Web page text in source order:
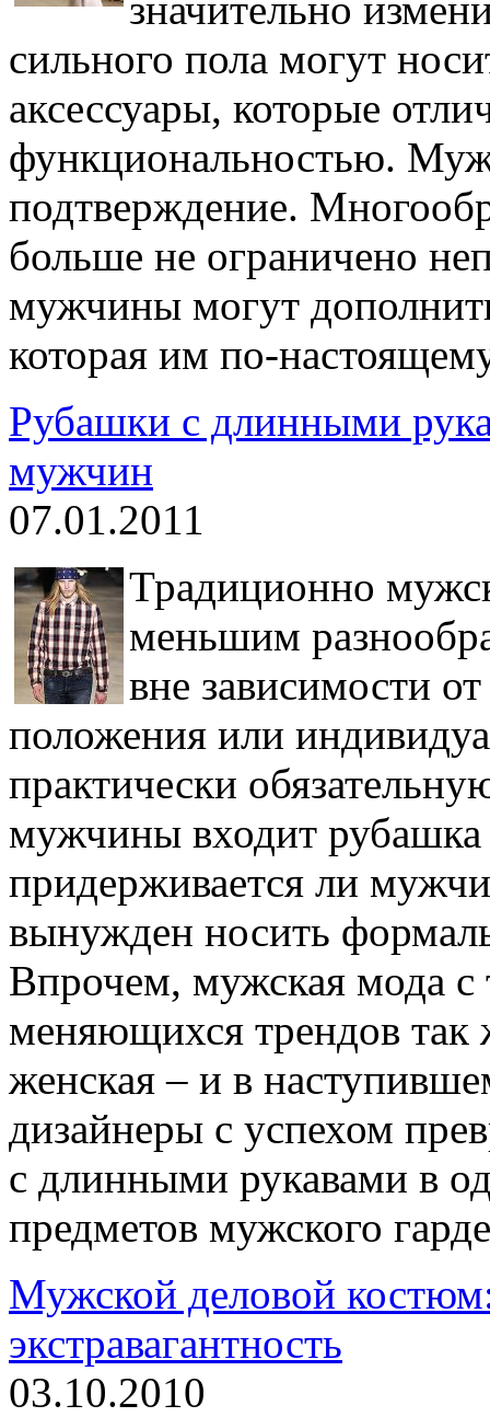
сильного пола могут
аксессуары, которые
функциональностью.
подтверждение.
больше не ограничено
мужчины могут
которая им по-
Рубашки с длинными
мужчин
07.01.2011
Традиционно
меньшим
вне зависимости
положения или
практически
мужчины входит
придерживается ли
вынужден носить
Впрочем, мужская мода с
меняющихся трендов так
женская – и в
дизайнеры с успехом
с длинными рукавами в
предметов мужского
Мужской деловой
экстравагантность
03.10.2010